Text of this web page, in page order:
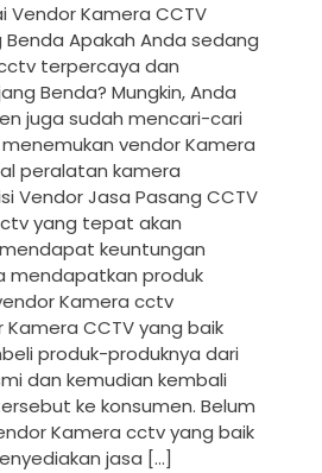
Vendor Kamera CCTV
Benda Apakah Anda sedang
terpercaya dan
Benda? Mungkin, Anda
juga sudah mencari-cari
vendor Kamera
peralatan kamera
Vendor Jasa Pasang CCTV
yang tepat akan
keuntungan
mendapatkan produk
Kamera cctv
CCTV yang baik
produk-produknya dari
dan kemudian kembali
ke konsumen. Belum
Kamera cctv yang baik
jasa […]